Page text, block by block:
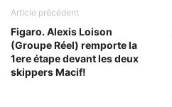
Article précédent
Figaro. Alexis Loison
(Groupe Réel) remporte la
1ere étape devant les deux
skippers Macif!